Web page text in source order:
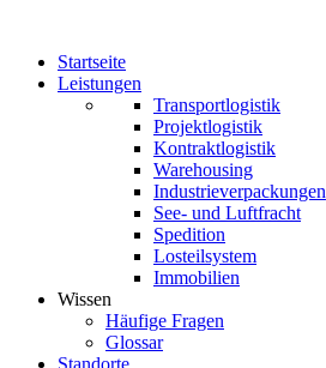
Startseite
Leistungen
Transportlogistik
Projektlogistik
Kontraktlogistik
Warehousing
Industrieverpackungen
See- und Luftfracht
Spedition
Losteilsystem
Immobilien
Wissen
Häufige Fragen
Glossar
Standorte